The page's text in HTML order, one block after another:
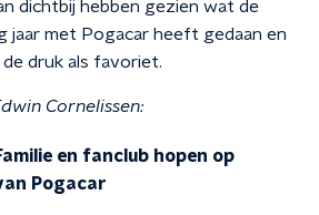
dichtbij hebben gezien wat de
jaar met Pogacar heeft gedaan en
druk als favoriet.
Cornelissen:
en fanclub hopen op
Pogacar